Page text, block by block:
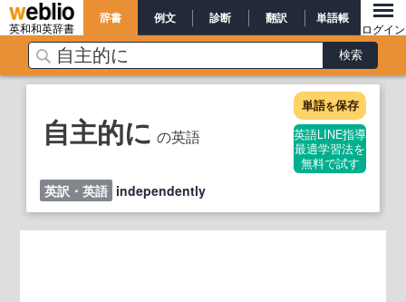
英和和英辞書
辞書 例文 診断 翻訳 単語帳
ログイン
自主的に の英語
単語を保存
英語LINE指導
最適学習法を
無料で試す
英訳・英語 independently